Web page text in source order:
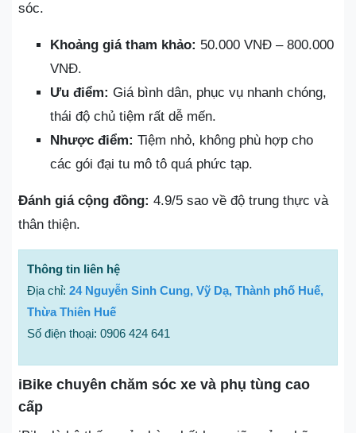
sóc.
Khoảng giá tham khảo: 50.000 VNĐ – 800.000
VNĐ.
Ưu điểm: Giá bình dân, phục vụ nhanh chóng,
thái độ chủ tiệm rất dễ mến.
Nhược điểm: Tiệm nhỏ, không phù hợp cho
các gói đại tu mô tô quá phức tạp.
Đánh giá cộng đồng: 4.9/5 sao về độ trung thực và
thân thiện.
Thông tin liên hệ
Địa chỉ: 24 Nguyễn Sinh Cung, Vỹ Dạ, Thành phố Huế,
Thừa Thiên Huế
Số điện thoại: 0906 424 641
iBike chuyên chăm sóc xe và phụ tùng cao
cấp